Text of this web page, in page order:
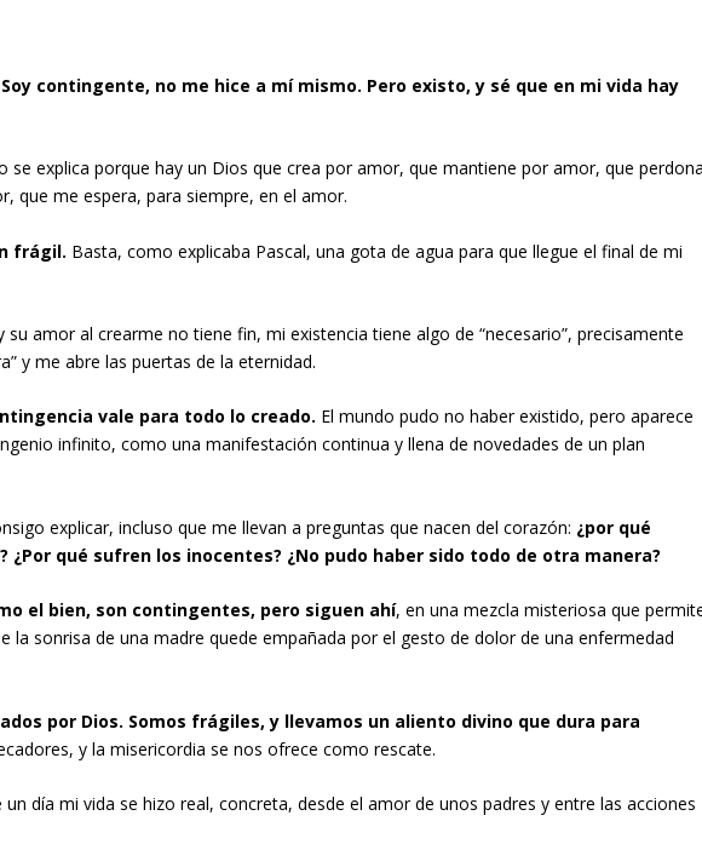
contingente, no me hice a mí mismo. Pero existo, y sé que en mi vida hay
se explica porque hay un Dios que crea por amor, que mantiene por amor, que
que me espera, para siempre, en el amor.
frágil. Basta, como explicaba Pascal, una gota de agua para que llegue el final de mi
amor al crearme no tiene fin, mi existencia tiene algo de “necesario”, precisamente
y me abre las puertas de la eternidad.
vale para todo lo creado. El mundo pudo no haber existido, pero aparece
infinito, como una manifestación continua y llena de novedades de un plan
explicar, incluso que me llevan a preguntas que nacen del corazón: ¿por qué
¿Por qué sufren los inocentes? ¿No pudo haber sido todo de otra manera?
el bien, son contingentes, pero siguen ahí, en una mezcla misteriosa que
la sonrisa de una madre quede empañada por el gesto de dolor de una enfermedad
por Dios. Somos frágiles, y llevamos un aliento divino que dura para
y la misericordia se nos ofrece como rescate.
día mi vida se hizo real, concreta, desde el amor de unos padres y entre las acciones